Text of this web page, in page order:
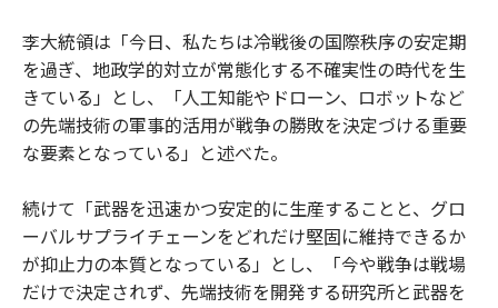
李大統領は「今日、私たちは冷戦後の国際秩序の安定期
を過ぎ、地政学的対立が常態化する不確実性の時代を生
きている」とし、「人工知能やドローン、ロボットなど
の先端技術の軍事的活用が戦争の勝敗を決定づける重要
な要素となっている」と述べた。
続けて「武器を迅速かつ安定的に生産することと、グロ
ーバルサプライチェーンをどれだけ堅固に維持できるか
が抑止力の本質となっている」とし、「今や戦争は戦場
だけで決定されず、先端技術を開発する研究所と武器を